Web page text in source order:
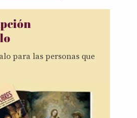
para las personas que